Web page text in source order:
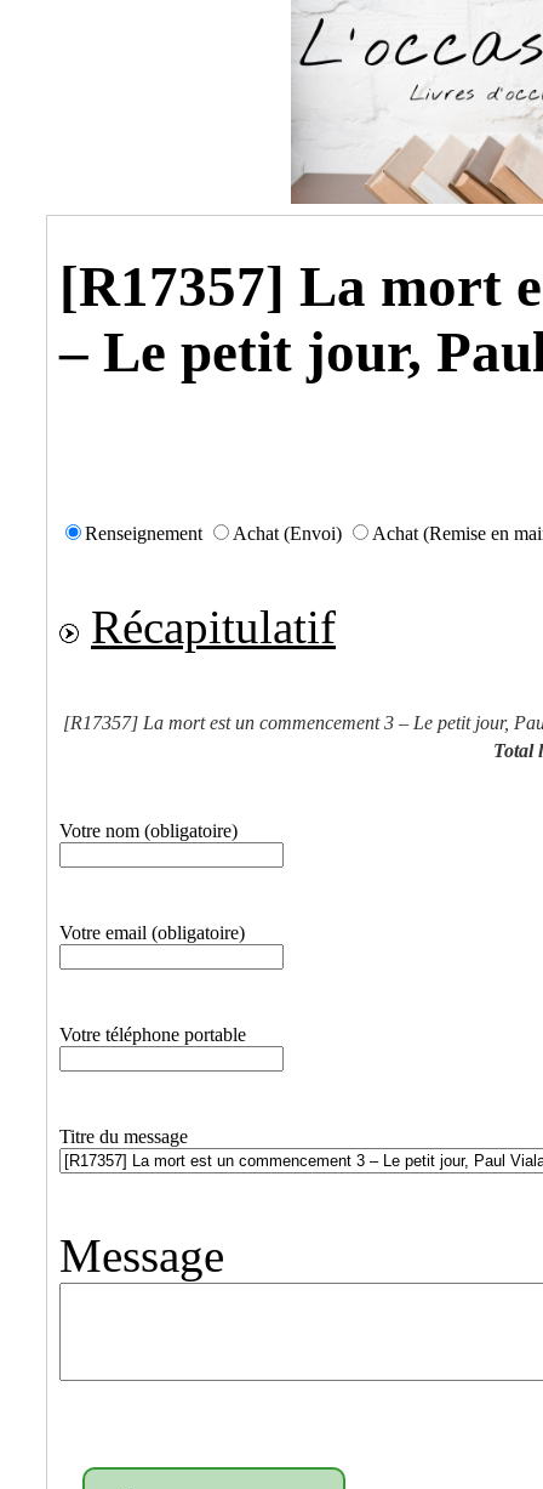
[R17357] La mort
– Le petit jour,
Renseignement Achat (Envoi) Achat (Remise en
Récapitulatif
[R17357] La mort est un commencement 3 – Le petit jour,
Total
Votre nom (obligatoire)
Votre email (obligatoire)
Votre téléphone portable
Titre du message
Message